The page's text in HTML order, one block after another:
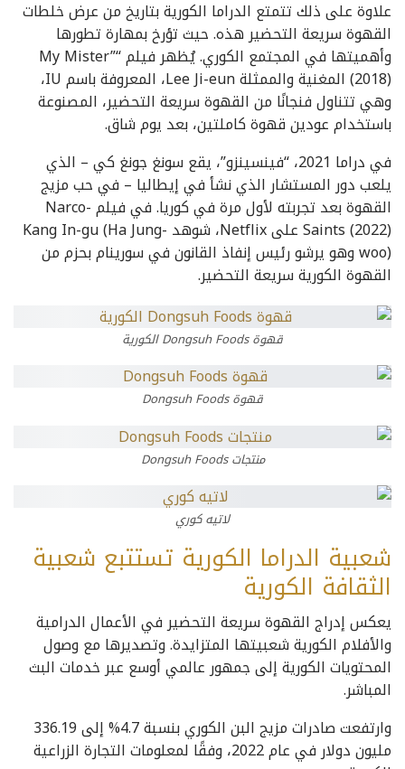
علاوة على ذلك تتمتع الدراما الكورية بتاريخ من عرض خلطات
القهوة سريعة التحضير هذه. حيث تؤرخ بمهارة تطورها
وأهميتها في المجتمع الكوري. يُظهر فيلم “My Mister”
(2018) المغنية والممثلة Lee Ji-eun، المعروفة باسم IU،
وهي تتناول فنجانًا من القهوة سريعة التحضير، المصنوعة
باستخدام عودين قهوة كاملتين، بعد يوم شاق.
في دراما 2021، “فينسينزو”، يقع سونغ جونغ كي – الذي
يلعب دور المستشار الذي نشأ في إيطاليا – في حب مزيج
القهوة بعد تجربته لأول مرة في كوريا. في فيلم Narco-
Saints (2022) على Netflix، شوهد Kang In-gu (Ha Jung-
woo) وهو يرشو رئيس إنفاذ القانون في سورينام بحزم من
القهوة الكورية سريعة التحضير.
قهوة Dongsuh Foods الكورية
قهوة Dongsuh Foods
منتجات Dongsuh Foods
لاتيه كوري
شعبية الدراما الكورية تستتبع شعبية
الثقافة الكورية
يعكس إدراج القهوة سريعة التحضير في الأعمال الدرامية
والأفلام الكورية شعبيتها المتزايدة. وتصديرها مع وصول
المحتويات الكورية إلى جمهور عالمي أوسع عبر خدمات البث
المباشر.
وارتفعت صادرات مزيج البن الكوري بنسبة 4.7% إلى 336.19
مليون دولار في عام 2022، وفقًا لمعلومات التجارة الزراعية